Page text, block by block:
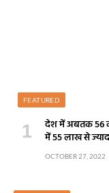
FEATURED
देश में अबतक 56
में 55 लाख से
OCTOBER 27, 2022